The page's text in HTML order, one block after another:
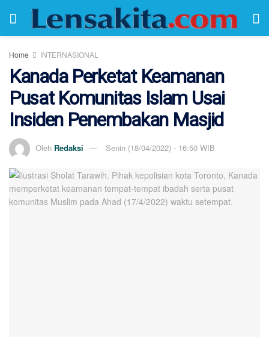
Home INTERNASIONAL
Kanada Perketat Keamanan
Pusat Komunitas Islam Usai
Insiden Penembakan Masjid
Oleh Redaksi Senin (18/04/2022) - 16:50 WIB